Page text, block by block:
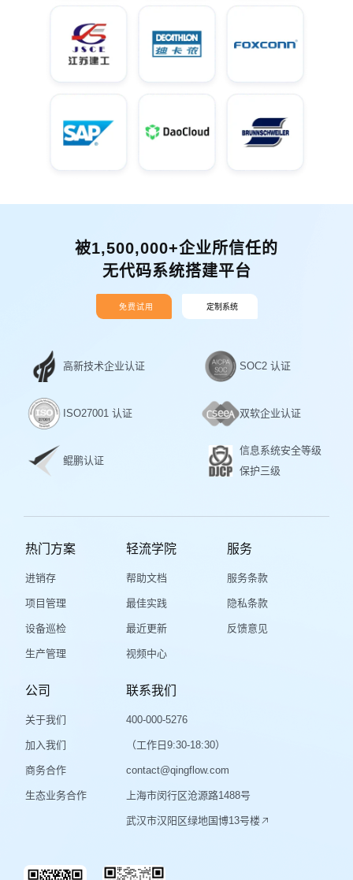
被1,500,000+企业所信任的
无代码系统搭建平台
免费试用 定制系统
高新技术企业认证 SOC2 认证
ISO27001 认证 双软企业认证
鲲鹏认证
信息系统安全等级
保护三级
热门方案
进销存
项目管理
设备巡检
生产管理
轻流学院
帮助文档
最佳实践
最近更新
视频中心
服务
服务条款
隐私条款
反馈意见
公司
关于我们
加入我们
商务合作
生态业务合作
联系我们
400-000-5276
（工作日9:30-18:30）
contact@qingflow.com
上海市闵行区沧源路1488号
武汉市汉阳区绿地国博13号楼